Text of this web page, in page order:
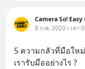
Camera So! Easy
8 ก.พ. 2020 เวลา
5 ความกลัวที่มือให
เรารับมืออย่างไร ?